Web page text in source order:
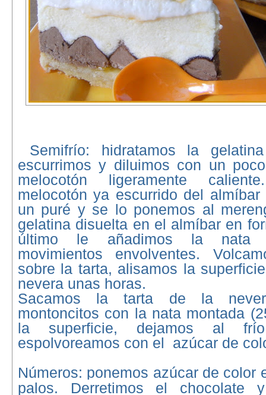
Semifrío: hidratamos la
escurrimos y diluimos con un
melocotón ligeramente
melocotón ya escurrido del almíbar
un puré y se lo ponemos al
gelatina disuelta en el almíbar en
último le añadimos la nata
movimientos envolventes.
sobre la tarta, alisamos la
nevera unas horas.
Sacamos la tarta de la
montoncitos con la nata montada
la superficie, dejamos al
espolvoreamos con el azúcar de
Números: ponemos azúcar de color
palos. Derretimos el chocolate